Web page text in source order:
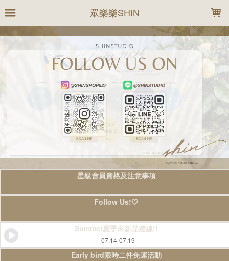
眾樂樂SHIN
星級會員資格及注意事項
Follow Us!🤍
Summer夏季末新品連線!!
07.14-07.19
Early bird限時二件免運活動